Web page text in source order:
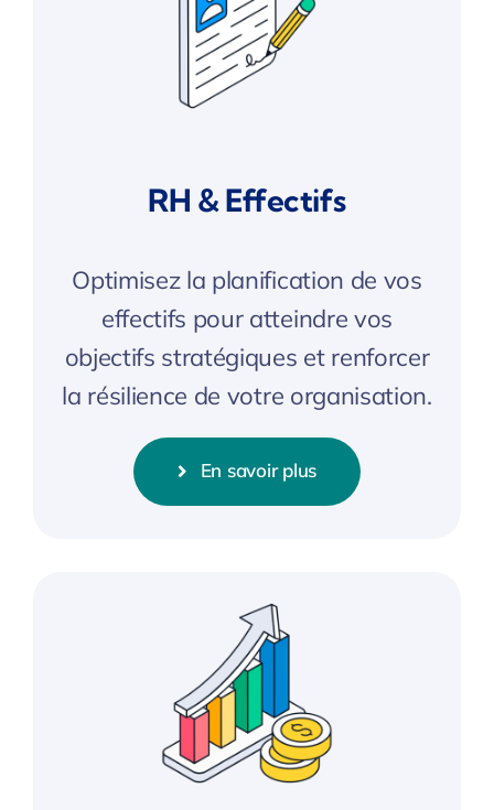
RH & Effectifs
Optimisez la planification de vos
effectifs pour atteindre vos
objectifs stratégiques et renforcer
la résilience de votre organisation.
En savoir plus